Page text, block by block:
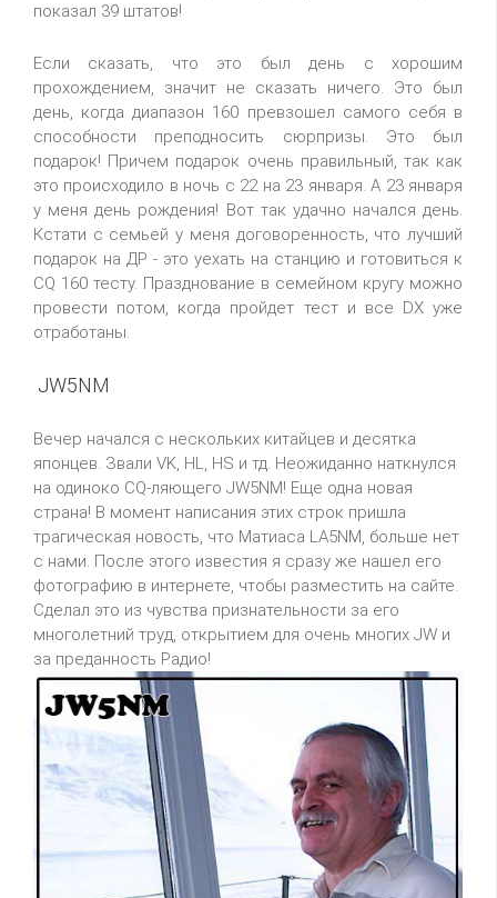
показал 39 штатов!
Если сказать, что это был день с хорошим
прохождением, значит не сказать ничего. Это был
день, когда диапазон 160 превзошел самого себя в
способности преподносить сюрпризы. Это был
подарок! Причем подарок очень правильный, так как
это происходило в ночь с 22 на 23 января. А 23 января
у меня день рождения! Вот так удачно начался день.
Кстати с семьей у меня договоренность, что лучший
подарок на ДР - это уехать на станцию и готовиться к
CQ 160 тесту. Празднование в семейном кругу можно
провести потом, когда пройдет тест и все DX уже
отработаны.
JW5NM
Вечер начался с нескольких китайцев и десятка
японцев. Звали VK, HL, HS и тд. Неожиданно наткнулся
на одиноко CQ-ляющего JW5NM! Еще одна новая
страна! В момент написания этих строк пришла
трагическая новость, что Матиаса LA5NM, больше нет
с нами. После этого известия я сразу же нашел его
фотографию в интернете, чтобы разместить на сайте.
Сделал это из чувства признательности за его
многолетний труд, открытием для очень многих JW и
за преданность Радио!